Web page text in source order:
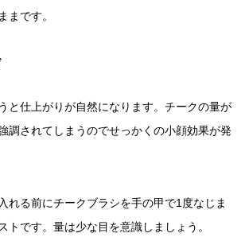
まです。
と仕上がりが自然になります。チークの量が
調されてしまうのでせっかくの小顔効果が発
れる前にチークブラシを手の甲で1度なじま
トです。量は少な目を意識しましょう。